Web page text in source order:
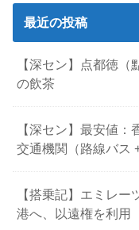
最近の投稿
【深セン】点都徳
の飲茶
【深セン】最安値
交通機関（路線バス
【搭乗記】エミレ
港へ、以遠権を利用